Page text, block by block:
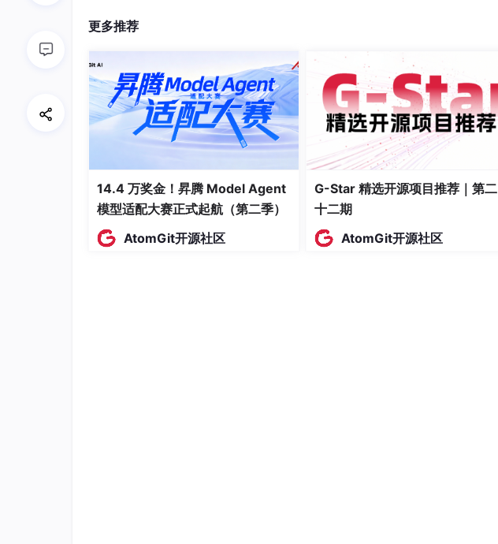
更多推荐
14.4 万奖金！昇腾 Model Agent
模型适配大赛正式起航（第二季）
AtomGit开源社区
G-Star 精选开源项目推荐｜第二
十二期
AtomGit开源社区